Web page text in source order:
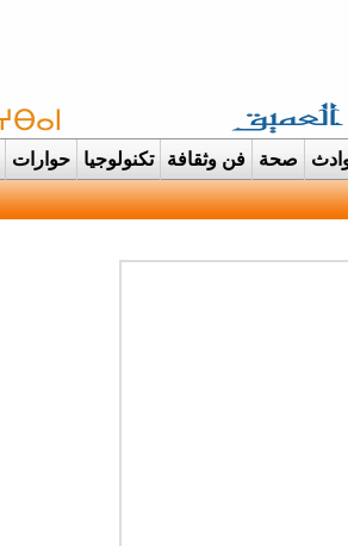
صحة فن وثقافة تكنولوجيا حوارات
تتحول الى عرس ا |